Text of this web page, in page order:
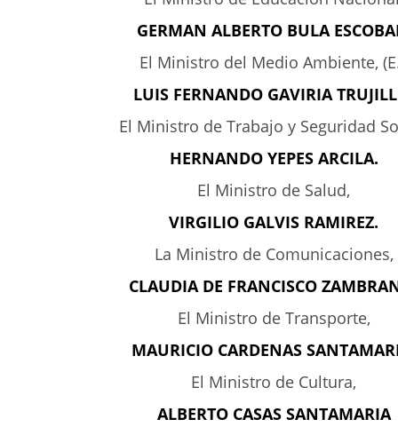
GERMAN ALBERTO BULA
El Ministro del Medio Ambiente,
LUIS FERNANDO GAVIRIA
El Ministro de Trabajo y Seguridad
HERNANDO YEPES ARCILA.
El Ministro de Salud,
VIRGILIO GALVIS RAMIREZ.
La Ministro de Comunicaciones,
CLAUDIA DE FRANCISCO
El Ministro de Transporte,
MAURICIO CARDENAS
El Ministro de Cultura,
ALBERTO CASAS SANTAMARIA